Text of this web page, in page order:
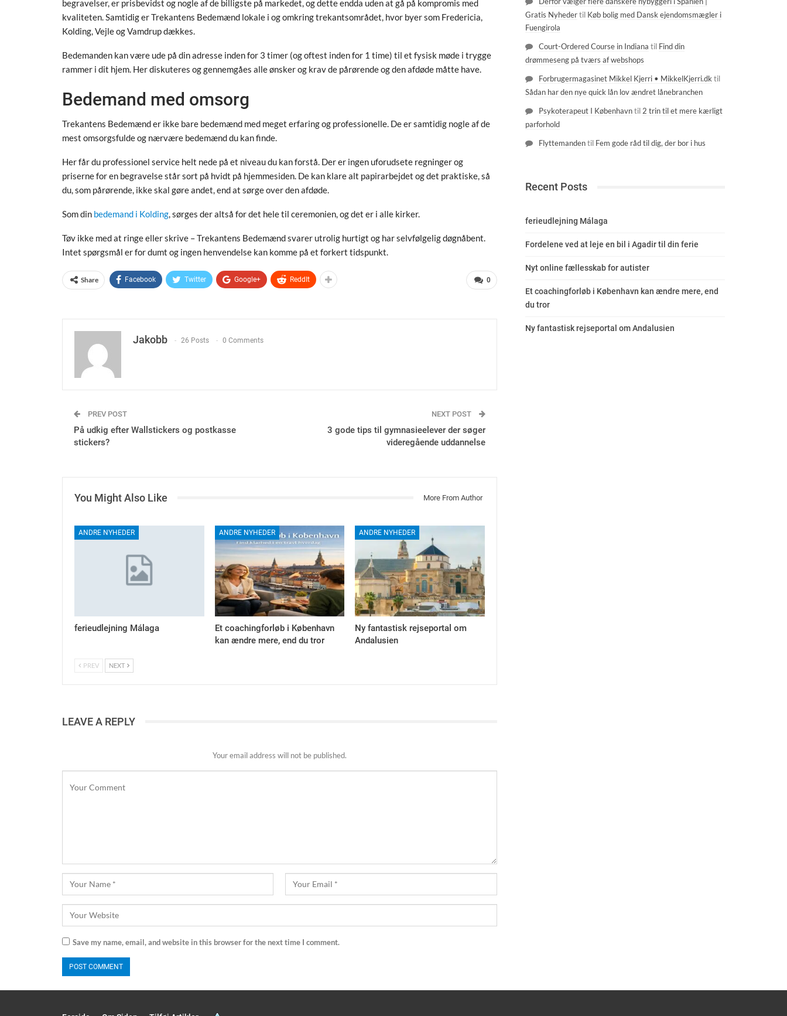
begravelser, er prisbevidst og nogle af de billigste på markedet, og dette endda uden at gå på kompromis med
kvaliteten. Samtidig er Trekantens Bedemænd lokale i og omkring trekantsområdet, hvor byer som Fredericia,
Kolding, Vejle og Vamdrup dækkes.
Bedemanden kan være ude på din adresse inden for 3 timer (og oftest inden for 1 time) til et fysisk møde i trygge
rammer i dit hjem. Her diskuteres og gennemgåes alle ønsker og krav de pårørende og den afdøde måtte have.
Bedemand med omsorg
Trekantens Bedemænd er ikke bare bedemænd med meget erfaring og professionelle. De er samtidig nogle af de
mest omsorgsfulde og nærvære bedemænd du kan finde.
Her får du professionel service helt nede på et niveau du kan forstå. Der er ingen uforudsete regninger og
priserne for en begravelse står sort på hvidt på hjemmesiden. De kan klare alt papirarbejdet og det praktiske, så
du, som pårørende, ikke skal gøre andet, end at sørge over den afdøde.
Som din bedemand i Kolding, sørges der altså for det hele til ceremonien, og det er i alle kirker.
Tøv ikke med at ringe eller skrive – Trekantens Bedemænd svarer utrolig hurtigt og har selvfølgelig døgnåbent.
Intet spørgsmål er for dumt og ingen henvendelse kan komme på et forkert tidspunkt.
0
Share Facebook Twitter Google+ ReddIt
Jakobb 26 Posts 0 Comments
PREV POST
På udkig efter Wallstickers og postkasse
stickers?
NEXT POST
3 gode tips til gymnasieelever der søger
videregående uddannelse
You Might Also Like More From Author
ANDRE NYHEDER
ferieudlejning Málaga
ANDRE NYHEDER
Et coachingforløb i København
kan ændre mere, end du tror
ANDRE NYHEDER
Ny fantastisk rejseportal om
Andalusien
PREV NEXT
LEAVE A REPLY
Your email address will not be published.
Save my name, email, and website in this browser for the next time I comment.
Gratis Nyhedertil Køb bolig med Dansk ejendomsmægler i
Fuengirola
Court-Ordered Course in Indiana til Find din
drømmeseng på tværs af webshops
Forbrugermagasinet Mikkel Kjerri • MikkelKjerri.dktil
Sådan har den nye quick lån lov ændret lånebranchen
Psykoterapeut I Københavntil2 trin til et mere kærligt
parforhold
Flyttemandentil Fem gode råd til dig, der bor i hus
Recent Posts
ferieudlejning Málaga
Fordelene ved at leje en bil i Agadir til din ferie
Nyt online fællesskab for autister
Et coachingforløb i København kan ændre mere, end
du tror
Ny fantastisk rejseportal om Andalusien